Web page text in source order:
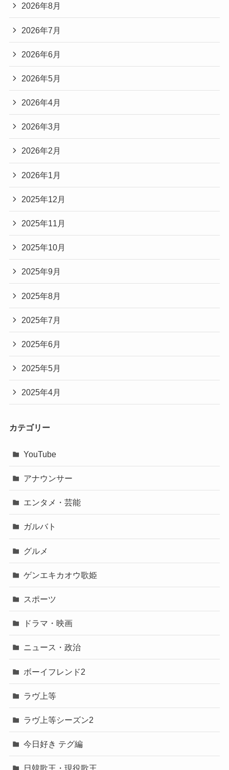
2026年8月
2026年7月
2026年6月
2026年5月
2026年4月
2026年3月
2026年2月
2026年1月
2025年12月
2025年11月
2025年10月
2025年9月
2025年8月
2025年7月
2025年6月
2025年5月
2025年4月
カテゴリー
YouTube
アナウンサー
エンタメ・芸能
ガルバト
グルメ
ゲンエキカオウ歌姫
スポーツ
ドラマ・映画
ニュース・政治
ボーイフレンド2
ラヴ上等
ラヴ上等シーズン2
今日好き テグ編
日韓歌王・現役歌王